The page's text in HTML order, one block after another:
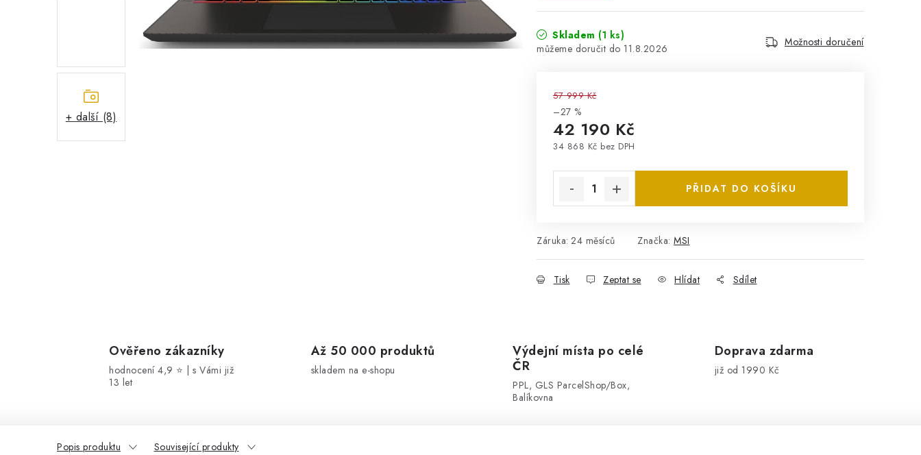
+ další (8)
Skladem (1 ks)
11.8.2026
Možnosti doručení
57 999 Kč
–27 %
42 190 Kč
34 868 Kč bez DPH
PŘIDAT DO KOŠÍKU
Záruka: 24 měsíců Značka: MSI
Tisk Zeptat se Hlídat Sdílet
Ověřeno zákazníky
hodnocení 4,9 ⭐ | s Vámi již
13 let
Až 50 000 produktů
skladem na e-shopu
Výdejní místa po celé
ČR
PPL, GLS ParcelShop/Box,
Balíkovna
Doprava zdarma
již od 1990 Kč
Popis produktu Související produkty